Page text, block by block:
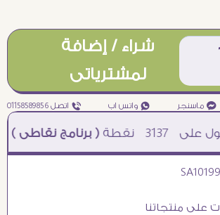
شراء / إضافة
لمشترياتى
¥ ماسنجر ₧ واتس اب ƒ اتصل 01158589856
3137 نقطة( برنامج نقاطى )à خصم 5% للعملاء الجدد à شحن مجانى عند الشراء ب 4000 جنيه à